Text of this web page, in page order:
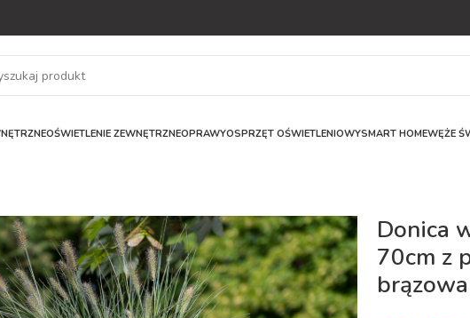
OŚWIETLENIE ZEWNĘTRZNEOPRAWYOSPRZĘT OŚWIETLENIOWYSMART HOMEWĘŻE
Donica
70cm z
brązowa